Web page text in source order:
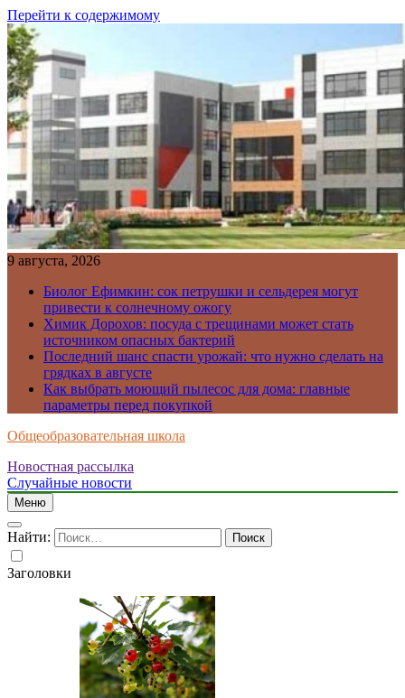
Перейти к содержимому
9 августа, 2026
Биолог Ефимкин: сок петрушки и сельдерея могут
привести к солнечному ожогу
Химик Дорохов: посуда с трещинами может стать
источником опасных бактерий
Последний шанс спасти урожай: что нужно сделать на
грядках в августе
Как выбрать моющий пылесос для дома: главные
параметры перед покупкой
Общеобразовательная школа
Новостная рассылка
Случайные новости
Меню
Найти:
Заголовки